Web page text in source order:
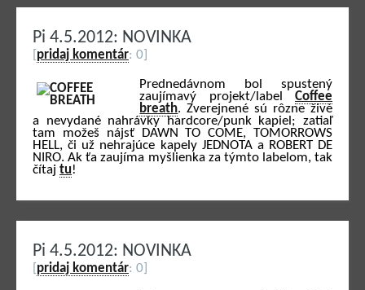
Pi 4.5.2012: NOVINKA
pridaj komentár: 0]
Prednedávnom bol spustený
zaujímavý projekt/label Coffee
breath. Zverejnené sú rôzne živé
a nevydané nahrávky hardcore/punk kapiel; zatiaľ
tam možeš nájsť DAWN TO COME, TOMORROWS
HELL, či už nehrajúce kapely JEDNOTA a ROBERT DE
NIRO. Ak ťa zaujíma myšlienka za týmto labelom, tak
čítaj tu!
Pi 4.5.2012: NOVINKA
pridaj komentár: 0]